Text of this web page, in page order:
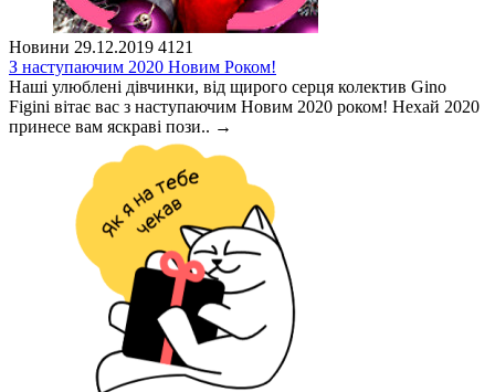
Новини 29.12.2019 4121
З наступаючим 2020 Новим Роком!
Наші улюблені дівчинки, від щирого серця колектив Gino
Figini вітає вас з наступаючим Новим 2020 роком! Нехай 2020
принесе вам яскраві пози.. →